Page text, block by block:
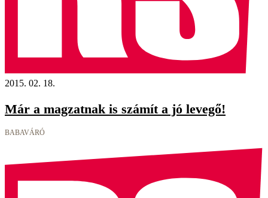
2015. 02. 18.
Már a magzatnak is számít a jó levegő!
BABAVÁRÓ